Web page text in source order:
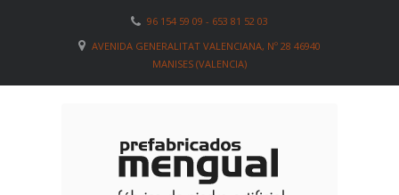
96 154 59 09 - 653 81 52 03
AVENIDA GENERALITAT VALENCIANA, Nº 28 46940
MANISES (VALENCIA)